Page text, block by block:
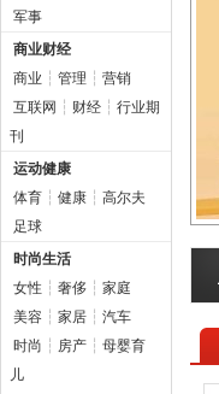
军事
商业财经
商业 ┆ 管理 ┆ 营销
互联网 ┆ 财经 ┆ 行业期
刊
运动健康
体育 ┆ 健康 ┆ 高尔夫
足球
时尚生活
女性 ┆ 奢侈 ┆ 家庭
美容 ┆ 家居 ┆ 汽车
时尚 ┆ 房产 ┆ 母婴育
儿